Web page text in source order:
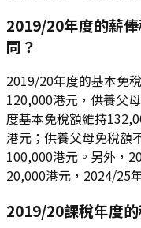
2019/20年度的薪
同？
2019/20年度的基本免
120,000港元，供養父
度基本免稅額維持
港元；供養父母免稅額
100,000港元。另外，
20,000港元，2024/25
2019/20課稅年度